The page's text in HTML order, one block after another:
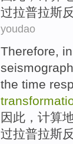
过拉普拉斯
youdao
Therefore, in
seismograph
the time
因此 ， 计算
过拉普拉斯